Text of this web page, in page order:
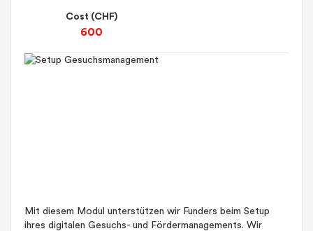
Cost (CHF)
600
Mit diesem Modul unterstützen wir Funders beim Setup
ihres digitalen Gesuchs- und Fördermanagements. Wir